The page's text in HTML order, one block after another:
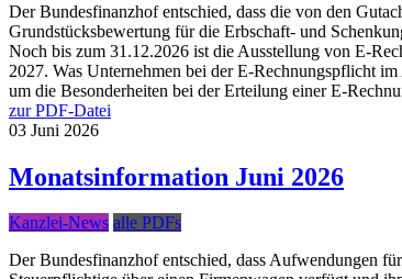
Der Bundesfinanzhof entschied, dass die von den
Grundstücksbewertung für die Erbschaft- und
Noch bis zum 31.12.2026 ist die Ausstellung von E-
2027. Was Unternehmen bei der E-Rechnungspflicht
um die Besonderheiten bei der Erteilung einer E-
zur PDF-Datei
03 Juni 2026
Monatsinformation Juni 2026
Kanzlei-News alle PDFs
Der Bundesfinanzhof entschied, dass Aufwendungen